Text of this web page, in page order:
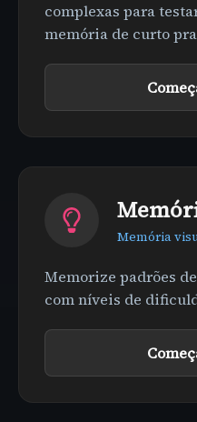
complexas para
memória de curto
Memória
Memorize padrões
com níveis de